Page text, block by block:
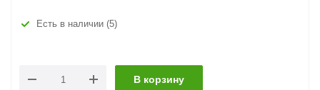
Есть в наличии (5)
В корзину